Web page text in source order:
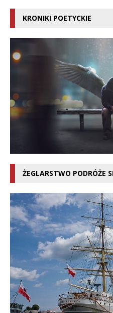
KRONIKI POETYCKIE
ŻEGLARSTWO PODRÓŻE